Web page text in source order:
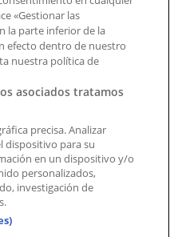
«Gestionar las
la parte inferior de la
efecto dentro de nuestro
nuestra política de
asociados tratamos
precisa. Analizar
dispositivo para su
en un dispositivo y/o
personalizados,
investigación de